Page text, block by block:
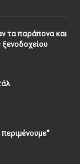
τα παράπονα και